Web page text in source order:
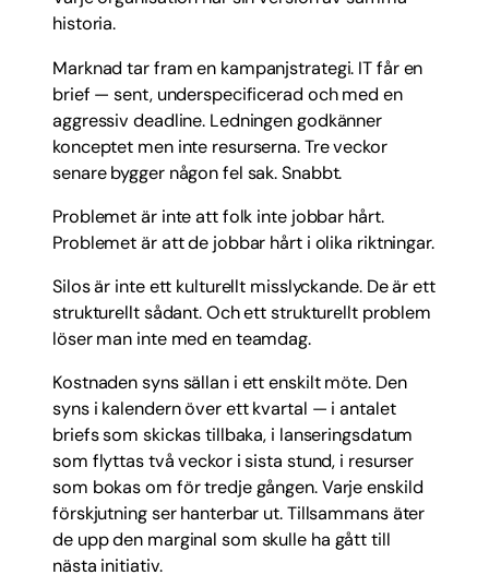
historia.
Marknad tar fram en kampanjstrategi. IT får en
brief — sent, underspecificerad och med en
aggressiv deadline. Ledningen godkänner
konceptet men inte resurserna. Tre veckor
senare bygger någon fel sak. Snabbt.
Problemet är inte att folk inte jobbar hårt.
Problemet är att de jobbar hårt i olika riktningar.
Silos är inte ett kulturellt misslyckande. De är ett
strukturellt sådant. Och ett strukturellt problem
löser man inte med en teamdag.
Kostnaden syns sällan i ett enskilt möte. Den
syns i kalendern över ett kvartal — i antalet
briefs som skickas tillbaka, i lanseringsdatum
som flyttas två veckor i sista stund, i resurser
som bokas om för tredje gången. Varje enskild
förskjutning ser hanterbar ut. Tillsammans äter
de upp den marginal som skulle ha gått till
nästa initiativ.